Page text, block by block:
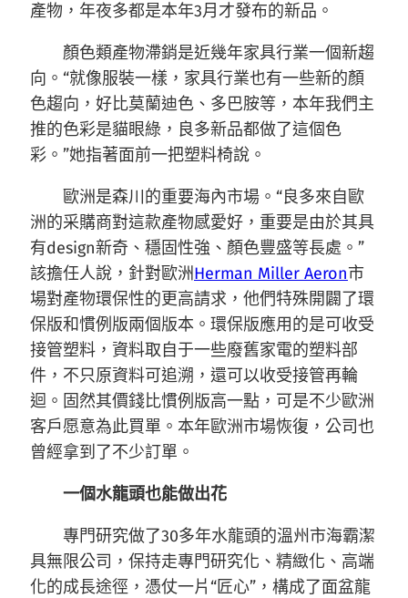
產物，年夜多都是本年3月才發布的新品。
顏色類產物滯銷是近幾年家具行業一個新趨
向。“就像服裝一樣，家具行業也有一些新的顏
色趨向，好比莫蘭迪色、多巴胺等，本年我們主
推的色彩是貓眼綠，良多新品都做了這個色
彩。”她指著面前一把塑料椅說。
歐洲是森川的重要海內市場。“良多來自歐
洲的采購商對這款產物感愛好，重要是由於其具
有design新奇、穩固性強、顏色豐盛等長處。”
該擔任人說，針對歐洲Herman Miller Aeron市
場對產物環保性的更高請求，他們特殊開闢了環
保版和慣例版兩個版本。環保版應用的是可收受
接管塑料，資料取自于一些廢舊家電的塑料部
件，不只原資料可追溯，還可以收受接管再輪
迴。固然其價錢比慣例版高一點，可是不少歐洲
客戶愿意為此買單。本年歐洲市場恢復，公司也
曾經拿到了不少訂單。
一個水龍頭也能做出花
專門研究做了30多年水龍頭的溫州市海霸潔
具無限公司，保持走專門研究化、精緻化、高端
化的成長途徑，憑仗一片“匠心”，構成了面盆龍